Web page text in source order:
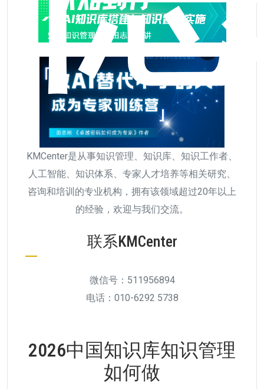
KMCenter是从事知识管理、知识库、知识工作者、
人工智能、知识体系、专家人才培养等相关研究、
咨询和培训的专业机构，拥有该领域超过20年以上
的经验，欢迎与我们交流。
联系KMCenter
微信号：511956894
电话：010-6292 5738
2026中国知识库知识管理
如何做